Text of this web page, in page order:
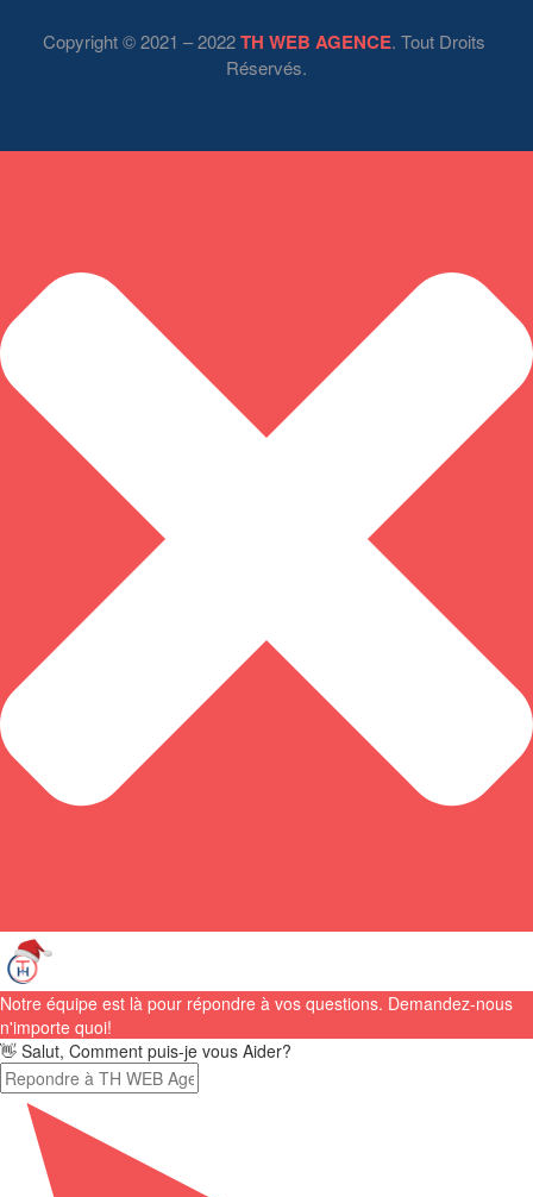
Copyright © 2021 – 2022TH WEB AGENCE. Tout Droits
Réservés.
Notre équipe est là pour répondre à vos questions. Demandez-nous
n'importe quoi!
👋 Salut, Comment puis-je vous Aider?